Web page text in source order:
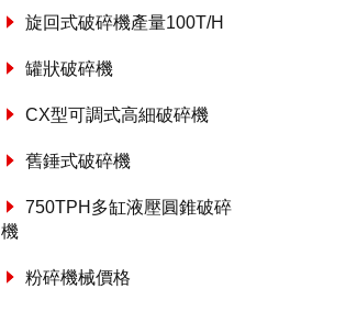
旋回式破碎機產量100T/H
罐狀破碎機
CX型可調式高細破碎機
舊錘式破碎機
750TPH多缸液壓圓錐破碎
機
粉碎機械價格